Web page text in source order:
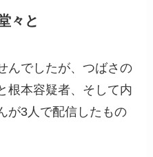
々と
んでしたが、つばさの
根本容疑者、そして内
が3人で配信したもの